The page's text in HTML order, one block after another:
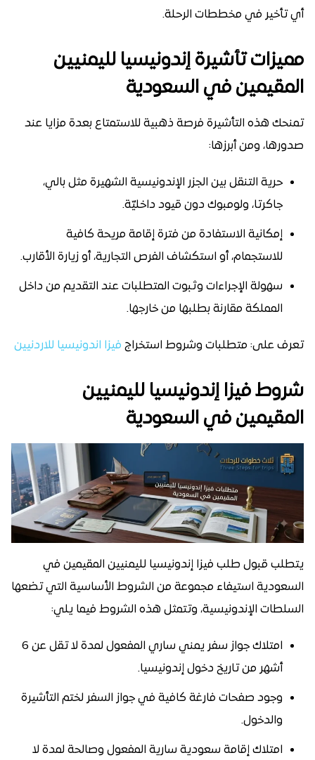
أي تأخير في مخططات الرحلة.
مميزات تأشيرة إندونيسيا لليمنيين
المقيمين في السعودية
تمنحك هذه التأشيرة فرصة ذهبية للاستمتاع بعدة مزايا عند
صدورها، ومن أبرزها:
حرية التنقل بين الجزر الإندونيسية الشهيرة مثل بالي،
جاكرتا، ولومبوك دون قيود داخليّة.
إمكانية الاستفادة من فترة إقامة مريحة كافية
للاستجمام، أو استكشاف الفرص التجارية، أو زيارة الأقارب.
سهولة الإجراءات وثبوت المتطلبات عند التقديم من داخل
المملكة مقارنة بطلبها من خارجها.
تعرف على: متطلبات وشروط استخراج فيزا اندونيسيا للاردنيين
شروط فيزا إندونيسيا لليمنيين
المقيمين في السعودية
يتطلب قبول طلب فيزا إندونيسيا لليمنيين المقيمين في
السعودية استيفاء مجموعة من الشروط الأساسية التي تضعها
السلطات الإندونيسية، وتتمثل هذه الشروط فيما يلي:
امتلاك جواز سفر يمني ساري المفعول لمدة لا تقل عن 6
أشهر من تاريخ دخول إندونيسيا.
وجود صفحات فارغة كافية في جواز السفر لختم التأشيرة
والدخول.
امتلاك إقامة سعودية سارية المفعول وصالحة لمدة لا